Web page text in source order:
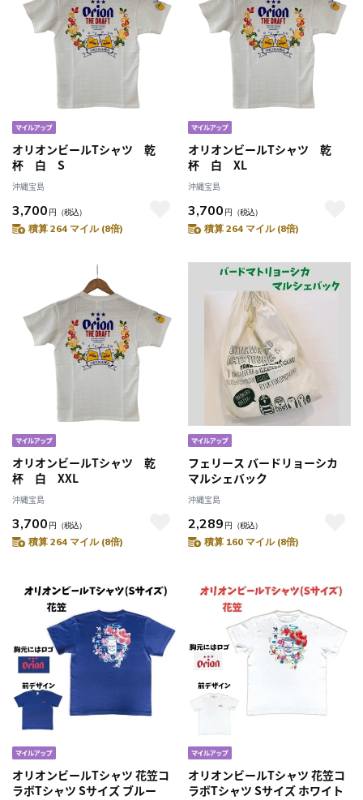
オリオンビールTシャツ 乾
杯 白 S
沖縄宝島
3,700 円 （税込）
積算 264 マイル (8倍)
オリオンビールTシャツ 乾
杯 白 XL
沖縄宝島
3,700 円 （税込）
積算 264 マイル (8倍)
オリオンビールTシャツ 乾
杯 白 XXL
沖縄宝島
3,700 円 （税込）
積算 264 マイル (8倍)
フェリース バードリョーシカ
マルシェバック
沖縄宝島
2,289 円 （税込）
積算 160 マイル (8倍)
オリオンビールTシャツ 花笠コ
ラボTシャツ Sサイズ ブルー
オリオンビールTシャツ 花笠コ
ラボTシャツ Sサイズ ホワイト